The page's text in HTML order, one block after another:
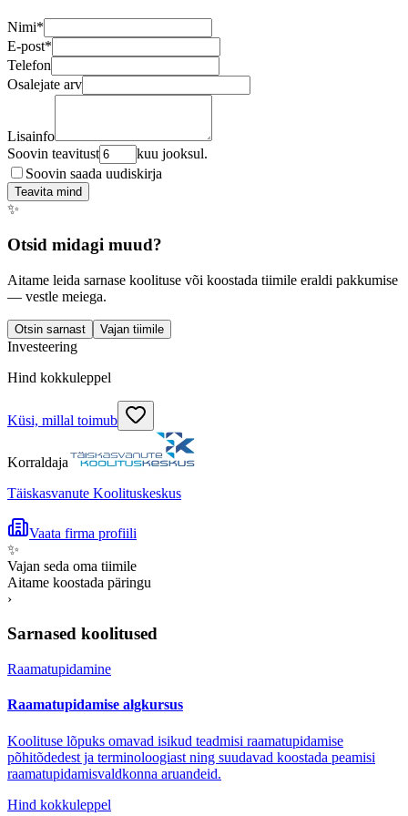
Nimi*
E-post*
Telefon
Osalejate arv
Lisainfo
Soovin teavitust
kuu jooksul.
Soovin saada uudiskirja
Teavita mind
✨
Otsid midagi muud?
Aitame leida sarnase koolituse või koostada tiimile eraldi pakkumise
— vestle meiega.
Otsin sarnast Vajan tiimile
Investeering
Hind kokkuleppel
Küsi, millal toimub
Korraldaja
Täiskasvanute Koolituskeskus
Vaata firma profiili
✨
Vajan seda oma tiimile
Aitame koostada päringu
›
Sarnased koolitused
Raamatupidamine
Raamatupidamise algkursus
Koolituse lõpuks omavad isikud teadmisi raamatupidamise
põhitõdedest ja terminoloogiast ning suudavad koostada peamisi
raamatupidamisvaldkonna aruandeid.
Hind kokkuleppel